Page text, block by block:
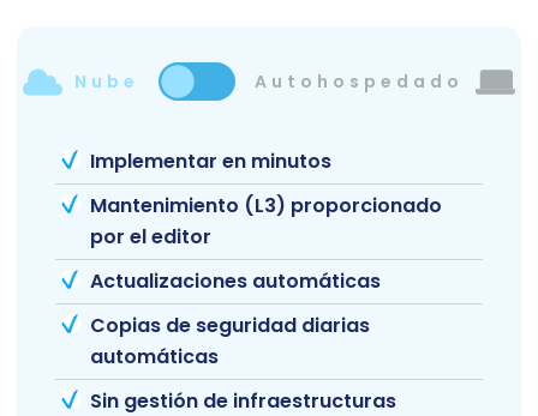
Nube Autohospedado
Implementar en minutos
Mantenimiento (L3) proporcionado
por el editor
Actualizaciones automáticas
Copias de seguridad diarias
automáticas
Sin gestión de infraestructuras